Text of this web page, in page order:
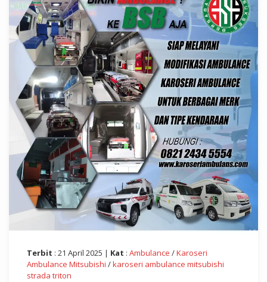
Terbit : 21 April 2025 | Kat : Ambulance /Karoseri
Ambulance Mitsubishi /karoseri ambulance mitsubishi
strada triton